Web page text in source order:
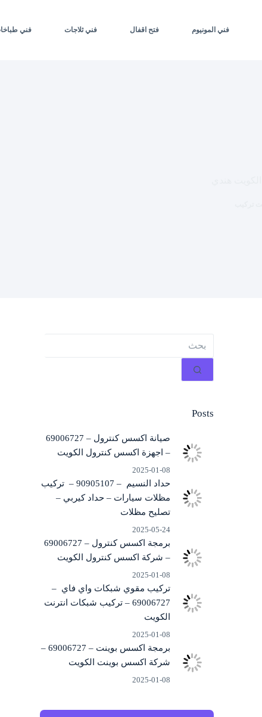
فني المونيوم فتح اقفال فني ثلاجات فني
توجد
نتائج
Posts
صيانة اكسس كنترول – 69006727
– اجهزة اكسس كنترول الكويت
2025-01-08
حداد النسيم – 90905107 – تركيب
مظلات سيارات – حداد كيربي –
تصليح مظلات
2025-05-24
برمجة اكسس كنترول – 69006727
– شركة اكسس كنترول الكويت
2025-01-08
تركيب مقوي شبكات واي فاي –
69006727 – تركيب شبكات انترنت
الكويت
2025-01-08
برمجة اكسس بوينت – 69006727 –
شركة اكسس بوينت الكويت
2025-01-08